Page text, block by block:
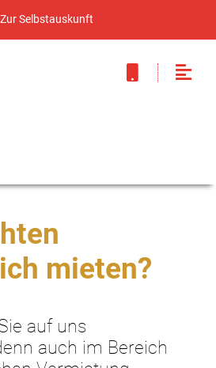
Selbstauskunft
mieten?
auf uns
auch im Bereich